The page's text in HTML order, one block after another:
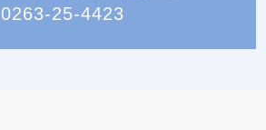
0263-25-4423